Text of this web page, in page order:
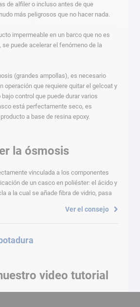
de alfiler o incluso antes de que
más peligrosos que no hacer nada.
impermeable en un barco que no es
puede acelerar el fenómeno de la
(grandes ampollas), es necesario
operación que requiere quitar el gelcoat y
control que puede durar varios
está perfectamente seco, es
a base de resina epoxy.
la ósmosis
vinculada a los componentes
de un casco en poliéster: el ácido y
a la cual se añade fibra de vidrio, pasa
Ver el consejo
video tutorial